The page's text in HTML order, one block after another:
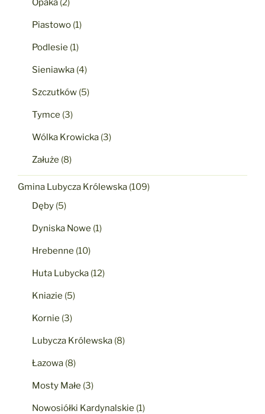
Opaka (2)
Piastowo (1)
Podlesie (1)
Sieniawka (4)
Szczutków (5)
Tymce (3)
Wólka Krowicka (3)
Załuże (8)
Gmina Lubycza Królewska (109)
Dęby (5)
Dyniska Nowe (1)
Hrebenne (10)
Huta Lubycka (12)
Kniazie (5)
Kornie (3)
Lubycza Królewska (8)
Łazowa (8)
Mosty Małe (3)
Nowosiółki Kardynalskie (1)